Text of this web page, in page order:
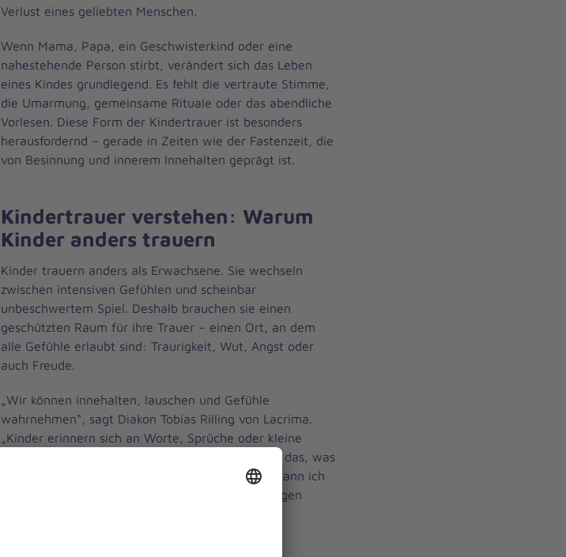
Verlust eines geliebten Menschen.
Wenn Mama, Papa, ein Geschwisterkind oder eine
nahestehende Person stirbt, verändert sich das Leben
eines Kindes grundlegend. Es fehlt die vertraute Stimme,
die Umarmung, gemeinsame Rituale oder das abendliche
Vorlesen. Diese Form der Kindertrauer ist besonders
herausfordernd – gerade in Zeiten wie der Fastenzeit, die
von Besinnung und innerem Innehalten geprägt ist.
Kindertrauer verstehen: Warum
Kinder anders trauern
Kinder trauern anders als Erwachsene. Sie wechseln
zwischen intensiven Gefühlen und scheinbar
unbeschwertem Spiel. Deshalb brauchen sie einen
geschützten Raum für ihre Trauer – einen Ort, an dem
alle Gefühle erlaubt sind: Traurigkeit, Wut, Angst oder
auch Freude.
„Wir können innehalten, lauschen und Gefühle
wahrnehmen“, sagt Diakon Tobias Rilling von Lacrima.
„Kinder erinnern sich an Worte, Sprüche oder kleine
Eigenheiten des verstorbenen Menschen – an all das, was
ihnen wichtig war und bleibt. Als Bezugsperson kann ich
gemeinsam mit dem Kind bewusst die Erinnerungen